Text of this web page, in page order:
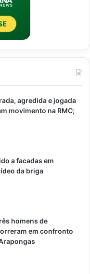
agredida e jogada
movimento na RMC;
a facadas em
da briga
homens de
em confronto